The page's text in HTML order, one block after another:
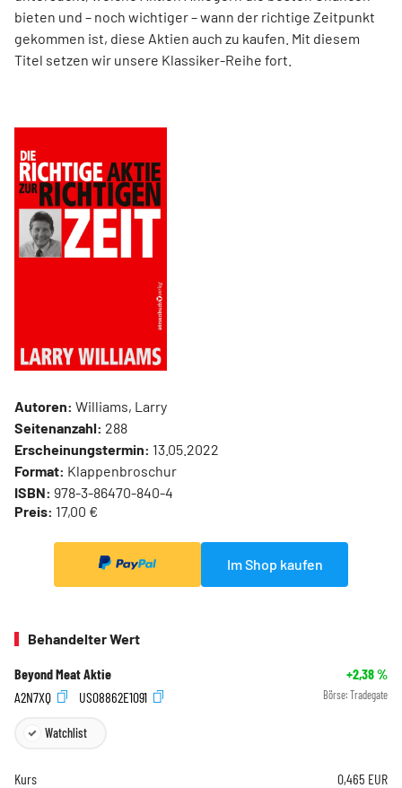
bieten und – noch wichtiger – wann der richtige Zeitpunkt
gekommen ist, diese Aktien auch zu kaufen. Mit diesem
Titel setzen wir unsere Klassiker-Reihe fort.
Autoren: Williams, Larry
Seitenanzahl: 288
Erscheinungstermin: 13.05.2022
Format: Klappenbroschur
ISBN: 978-3-86470-840-4
Preis: 17,00 €
Im Shop kaufen
Behandelter Wert
Beyond Meat Aktie +2,38%
A2N7XQ
US08862E1091 Börse: Tradegate
Watchlist
Kurs 0,465 EUR